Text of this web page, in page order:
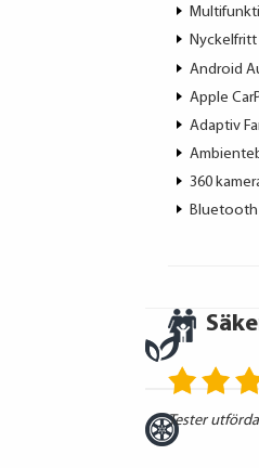
Nyckelfritt
Android
Apple
Adaptiv
360
Bluetooth
Tester